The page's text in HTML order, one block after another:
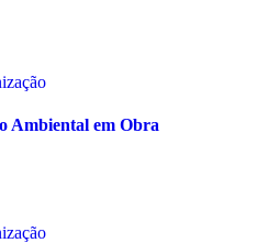
Ambiental em Obra